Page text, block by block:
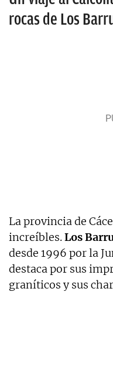
rocas de Los
La provincia de
increíbles.Los
desde 1996 por la
destaca por sus
graníticos y sus